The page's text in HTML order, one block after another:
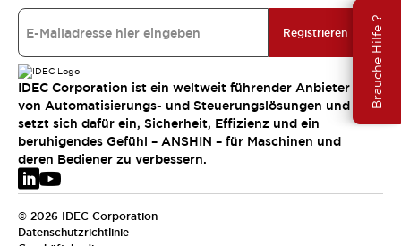
Brauche Hilfe ?
Registrieren
IDEC Corporation ist ein weltweit führender Anbieter
von Automatisierungs- und Steuerungslösungen und
setzt sich dafür ein, Sicherheit, Effizienz und ein
beruhigendes Gefühl – ANSHIN – für Maschinen und
deren Bediener zu verbessern.
© 2026 IDEC Corporation
Datenschutzrichtlinie